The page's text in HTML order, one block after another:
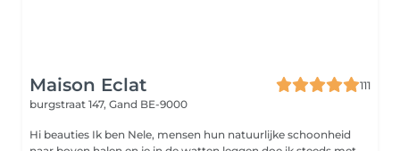
Maison Eclat
111
burgstraat 147, Gand BE-9000
Hi beauties Ik ben Nele, mensen hun natuurlijke schoonheid